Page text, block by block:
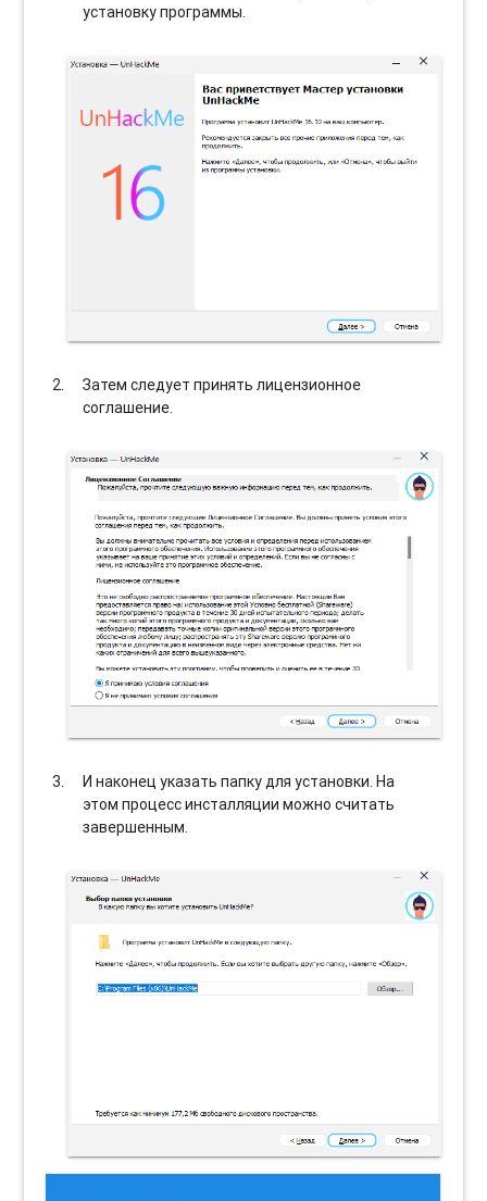
установку программы.
Затем следует принять лицензионное
соглашение.
И наконец указать папку для установки. На
этом процесс инсталляции можно считать
завершенным.